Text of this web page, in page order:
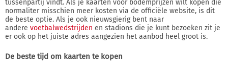
tussenpartij vindt. Als je kaarten voor bodemprijzen wilt kopen die
normaliter misschien meer kosten via de officiële website, is dit
de beste optie. Als je ook nieuwsgierig bent naar
andere voetbalwedstrijden en stadions die je kunt bezoeken zit je
er ook op het juiste adres aangezien het aanbod heel groot is.
De beste tijd om kaarten te kopen